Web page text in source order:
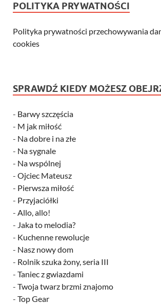
POLITYKA PRYWATNOŚCI
Polityka prywatności przechowywania
cookies
SPRAWDŹ KIEDY MOŻESZ
- Barwy szczęścia
- M jak miłość
- Na dobre i na złe
- Na sygnale
- Na wspólnej
- Ojciec Mateusz
- Pierwsza miłość
- Przyjaciółki
- Allo, allo!
- Jaka to melodia?
- Kuchenne rewolucje
- Nasz nowy dom
- Rolnik szuka żony, seria III
- Taniec z gwiazdami
- Twoja twarz brzmi znajomo
- Top Gear